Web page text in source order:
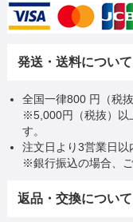
発送・送料について
全国一律800 円（税抜
※5,000円（税抜）以
す。
注文日より3営業日以
※銀行振込の場合、
返品・交換について